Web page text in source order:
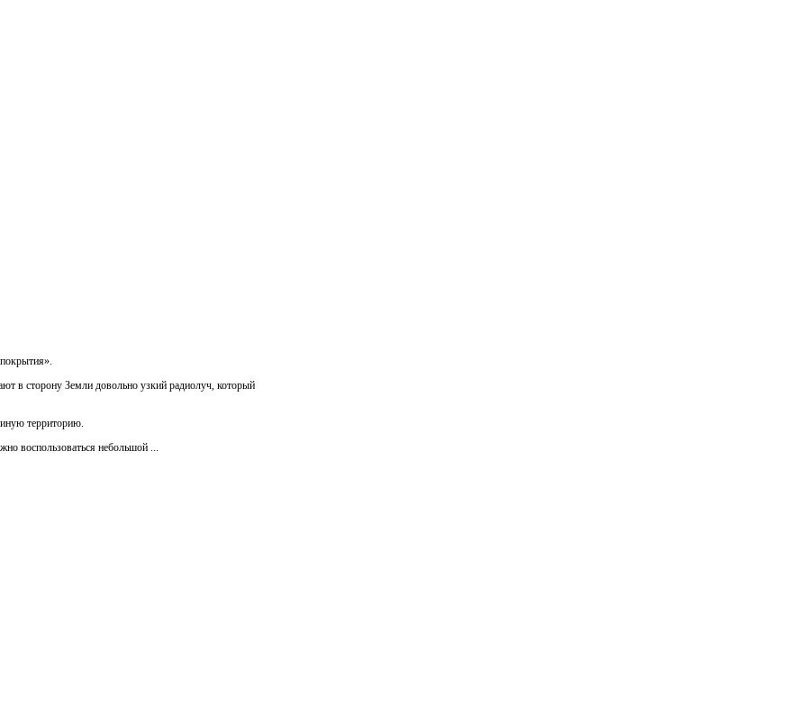
в сторону Земли довольно узкий радиолуч, который
иную территорию.
воспользоваться небольшой ...